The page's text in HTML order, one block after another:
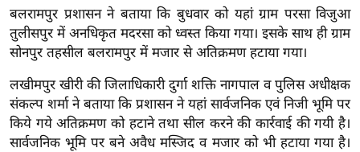
या
सा
हि
त्य
ज
ग
त
बलरामपुर प्रशासन ने बताया कि बुधवार को यहां ग्राम परसा विजुआ
तुलीसपुर में अनधिकृत मदरसा को ध्वस्त किया गया। इसके साथ ही ग्राम
सोनपुर तहसील बलरामपुर में मजार से अतिक्रमण हटाया गया।
लखीमपुर खीरी की जिलाधिकारी दुर्गा शक्ति नागपाल व पुलिस अधीक्षक
संकल्प शर्मा ने बताया कि प्रशासन ने यहां सार्वजनिक एवं निजी भूमि पर
किये गये अतिक्रमण को हटाने तथा सील करने की कार्रवाई की गयी है।
सार्वजनिक भूमि पर बने अवैध मस्जिद व मजार को भी हटाया गया है।